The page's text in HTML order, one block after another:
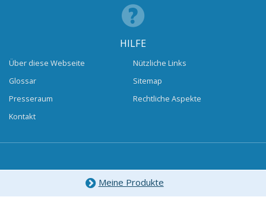
HILFE
Über diese Webseite
Glossar
Presseraum
Kontakt
Nützliche Links
Sitemap
Rechtliche Aspekte
Meine Produkte